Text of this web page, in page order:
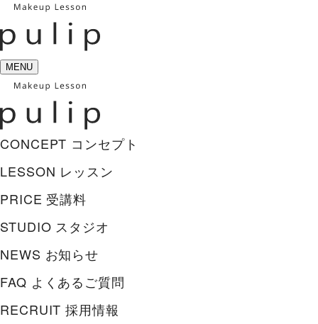
MENU
CONCEPT コンセプト
LESSON レッスン
PRICE 受講料
STUDIO スタジオ
NEWS お知らせ
FAQ よくあるご質問
RECRUIT 採用情報